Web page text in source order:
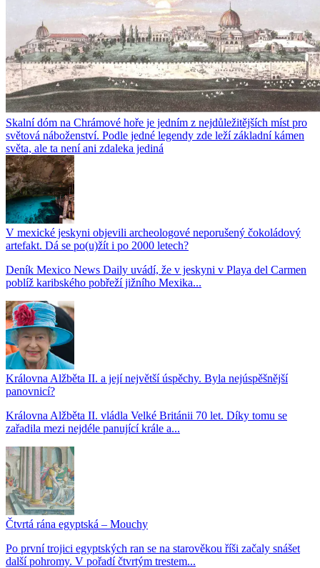
Skalní dóm na Chrámové hoře je jedním z nejdůležitějších míst pro
světová náboženství. Podle jedné legendy zde leží základní kámen
světa, ale ta není ani zdaleka jediná
V mexické jeskyni objevili archeologové neporušený čokoládový
artefakt. Dá se po(u)žít i po 2000 letech?
Deník Mexico News Daily uvádí, že v jeskyni v Playa del Carmen
poblíž karibského pobřeží jižního Mexika...
Královna Alžběta II. a její největší úspěchy. Byla nejúspěšnější
panovnicí?
Královna Alžběta II. vládla Velké Británii 70 let. Díky tomu se
zařadila mezi nejdéle panující krále a...
Čtvrtá rána egyptská – Mouchy
Po první trojici egyptských ran se na starověkou říši začaly snášet
další pohromy. V pořadí čtvrtým trestem...